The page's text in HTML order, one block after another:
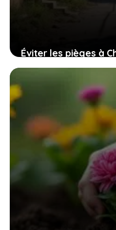
Éviter les pièges à
quartiers sont à
24 juillet 2026